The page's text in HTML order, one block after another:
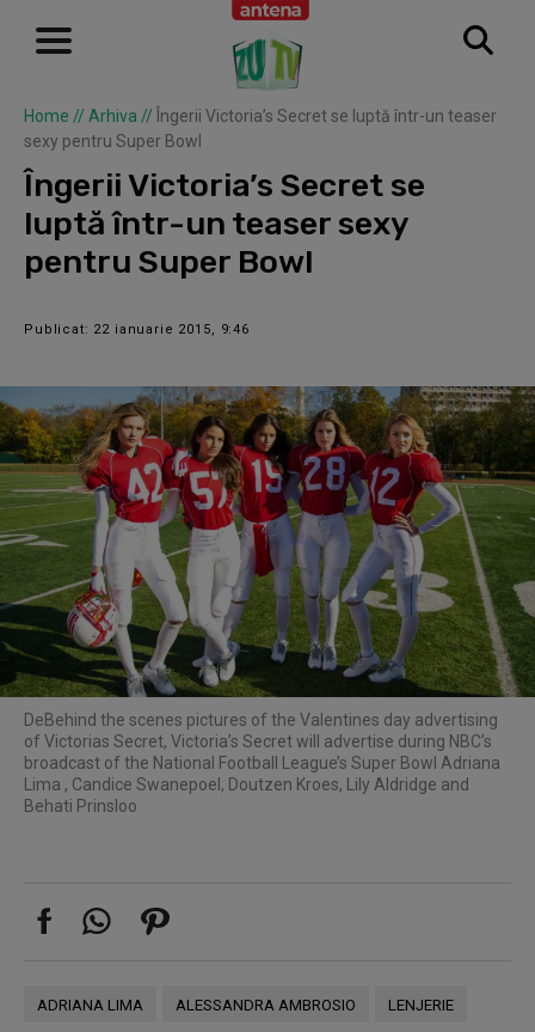
Home // Arhiva // Îngerii Victoria’s Secret se luptă într-un teaser
sexy pentru Super Bowl
Îngerii Victoria’s Secret se
luptă într-un teaser sexy
pentru Super Bowl
Publicat: 22 ianuarie 2015, 9:46
DeBehind the scenes pictures of the Valentines day advertising
of Victorias Secret, Victoria’s Secret will advertise during NBC’s
broadcast of the National Football League’s Super Bowl Adriana
Lima , Candice Swanepoel, Doutzen Kroes, Lily Aldridge and
Behati Prinsloo
ADRIANA LIMA ALESSANDRA AMBROSIO LENJERIE